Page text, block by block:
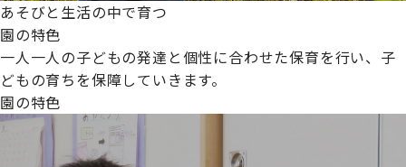
あそびと生活の中で育つ
園の特色
一人一人の子どもの発達と個性に合わせた保育を行い、子
どもの育ちを保障していきます。
園の特色